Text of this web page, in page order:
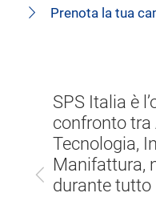
Prenota la tua
Previous
SPS Italia è
confronto tra
Tecnologia,
Manifattura,
durante tutto